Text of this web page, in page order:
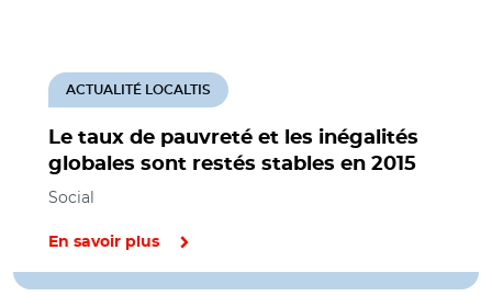
Le taux de pauvreté et les inégalités
globales sont restés stables en 2015
ACTUALITÉ LOCALTIS
Social
En savoir plus